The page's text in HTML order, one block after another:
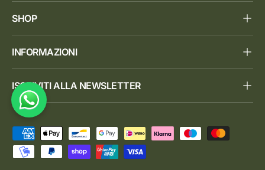
SHOP
INFORMAZIONI
ISCRIVITI ALLA NEWSLETTER
Metodi di pagamento accettati